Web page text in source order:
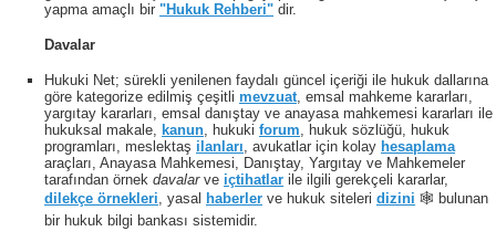
yapma amaçlı bir "Hukuk Rehberi" dir.
Davalar
Hukuki Net; sürekli yenilenen faydalı güncel içeriği ile hukuk dallarına
göre kategorize edilmiş çeşitli mevzuat, emsal mahkeme kararları,
yargıtay kararları, emsal danıştay ve anayasa mahkemesi kararları ile
hukuksal makale, kanun, hukuki forum, hukuk sözlüğü, hukuk
programları, meslektaş ilanları, avukatlar için kolay hesaplama
araçları, Anayasa Mahkemesi, Danıştay, Yargıtay ve Mahkemeler
tarafından örnek davalarve içtihatlar ile ilgili gerekçeli kararlar,
dilekçe örnekleri, yasal haberler ve hukuk siteleri dizini 🕸 bulunan
bir hukuk bilgi bankası sistemidir.